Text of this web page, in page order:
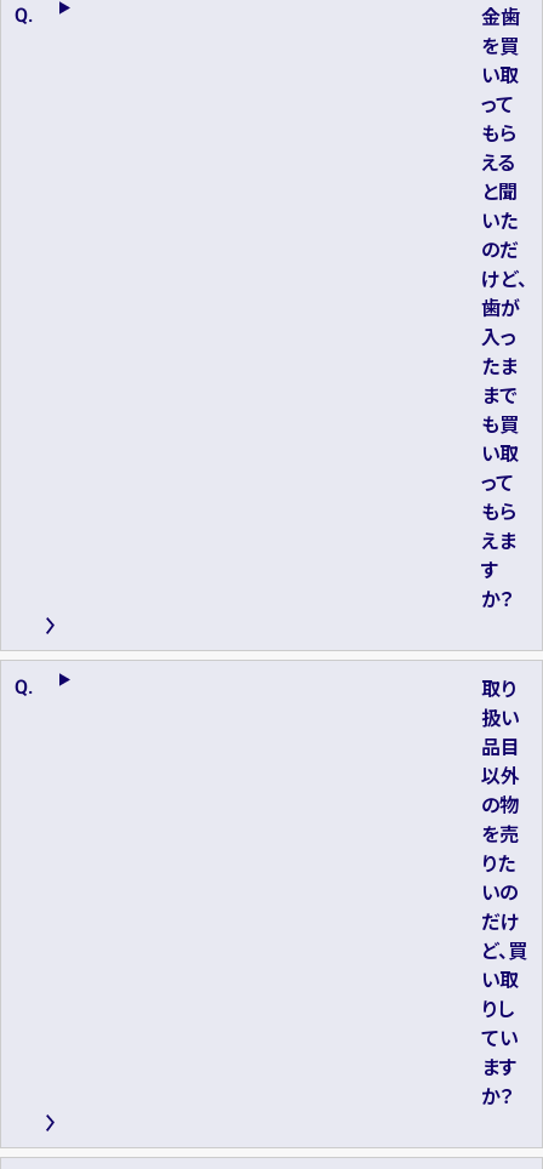
金歯
を買
い取
って
もら
える
と聞
いた
のだ
けど、
歯が
入っ
たま
まで
も買
い取
って
もら
えま
す
か？
取り
扱い
品目
以外
の物
を売
りた
いの
だけ
ど、買
い取
りし
てい
ます
か？